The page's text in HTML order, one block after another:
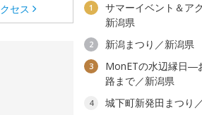
セス 1
サマーイベント＆ア
新潟県
2 新潟まつり／新潟県
3
MonETの水辺縁日―
路まで／新潟県
4 城下町新発田まつり